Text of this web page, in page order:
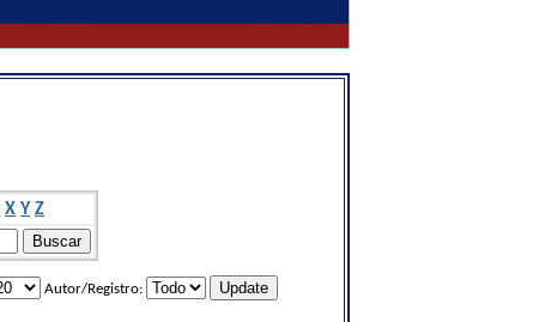
X Y Z
Autor/Registro: